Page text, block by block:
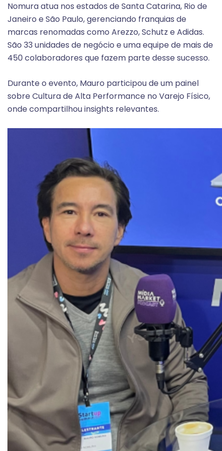
Nomura atua nos estados de Santa Catarina, Rio de
Janeiro e São Paulo, gerenciando franquias de
marcas renomadas como Arezzo, Schutz e Adidas.
São 33 unidades de negócio e uma equipe de mais de
450 colaboradores que fazem parte desse sucesso.
Durante o evento, Mauro participou de um painel
sobre Cultura de Alta Performance no Varejo Físico,
onde compartilhou insights relevantes.